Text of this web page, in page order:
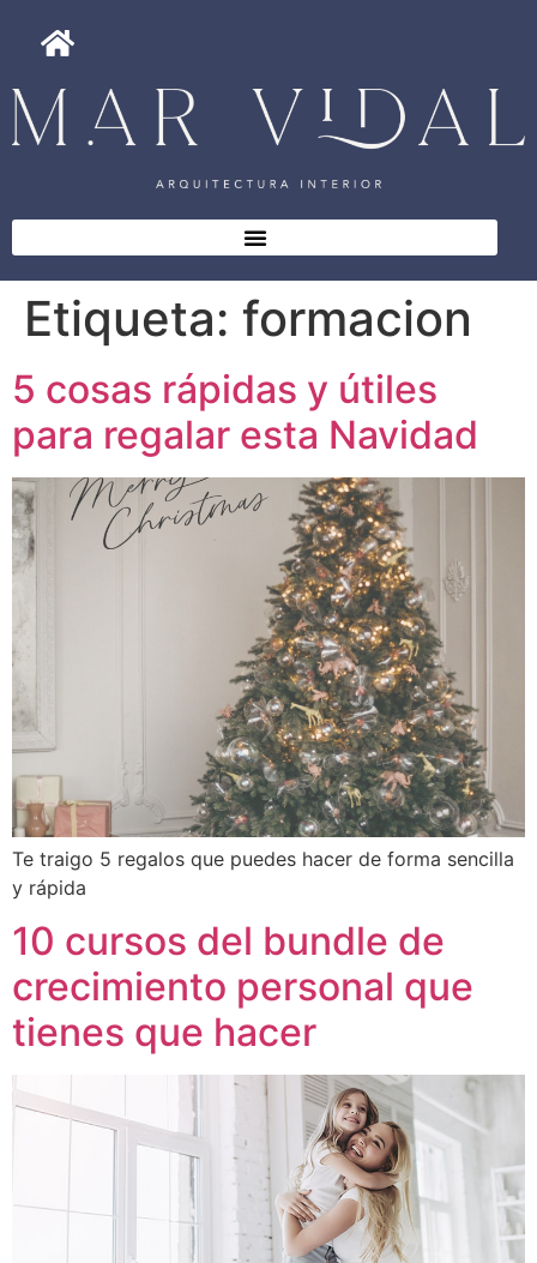
Etiqueta: formacion
5 cosas rápidas y útiles
para regalar esta Navidad
Te traigo 5 regalos que puedes hacer de forma sencilla
y rápida
10 cursos del bundle de
crecimiento personal que
tienes que hacer